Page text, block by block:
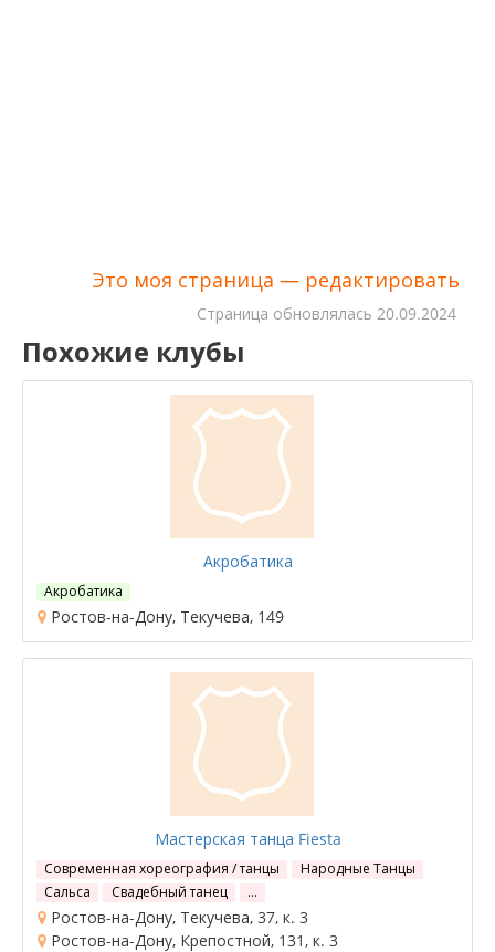
Это моя страница — редактировать
Cтраница обновлялась 20.09.2024
Похожие клубы
Акробатика
Акробатика
Ростов-на-Дону, Текучева, 149
Мастерская танца Fiesta
Современная хореография / танцы
Народные Танцы
Сальса
Свадебный танец …
Ростов-на-Дону, Текучева, 37, к. 3
Ростов-на-Дону, Крепостной, 131, к. 3